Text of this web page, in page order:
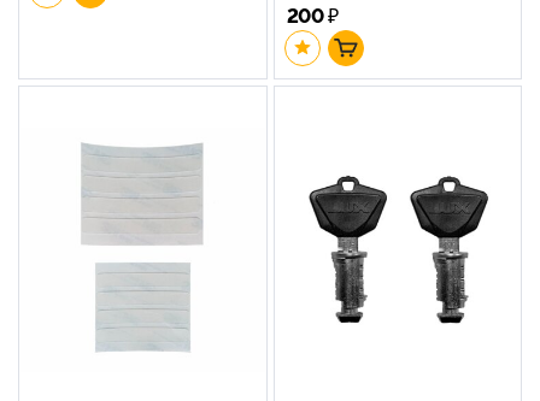
200₽